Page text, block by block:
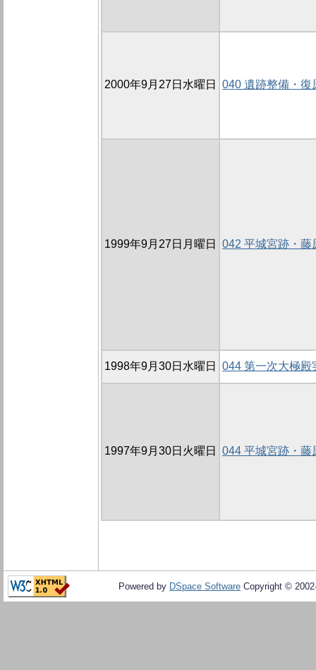
2000年9月27日水曜日 040 遺跡整備・復
1999年9月27日月曜日 042 平城宮跡・藤
1998年9月30日水曜日 044 第一次大極殿
1997年9月30日火曜日 044 平城宮跡・藤
Powered by DSpace Software Copyright ©